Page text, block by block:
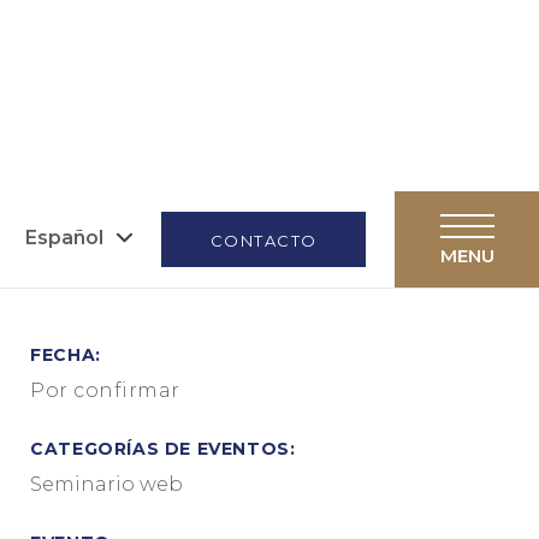
Español CONTACTO
FECHA:
Por confirmar
CATEGORÍAS DE EVENTOS:
Seminario web